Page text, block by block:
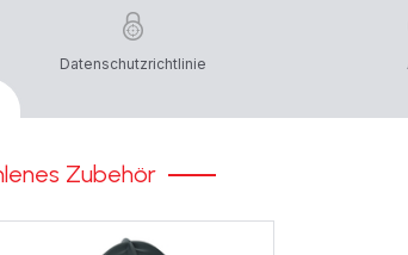
Datenschutzrichtlinie
Zubehör